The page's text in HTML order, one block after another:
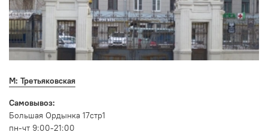
М: Третьяковская
Самовывоз:
Большая Ордынка 17стр1
пн-чт 9:00-21:00